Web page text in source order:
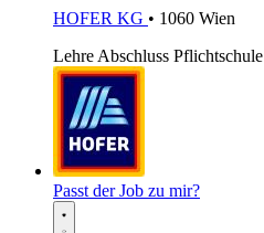
HOFER KG • 1060 Wien
LehreAbschluss Pflichtschule
Passt der Job zu mir?